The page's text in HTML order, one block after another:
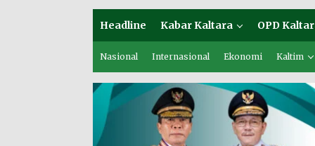
Headline Kabar Kaltara OPD
Nasional Internasional Ekonomi Kaltim